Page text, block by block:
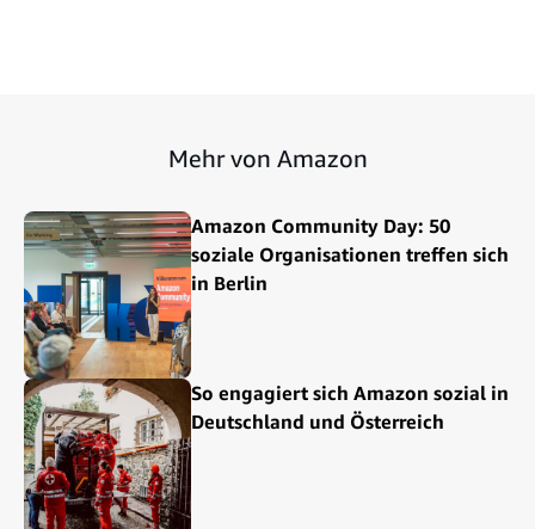
Mehr von Amazon
Amazon Community Day: 50
soziale Organisationen treffen sich
in Berlin
So engagiert sich Amazon sozial in
Deutschland und Österreich